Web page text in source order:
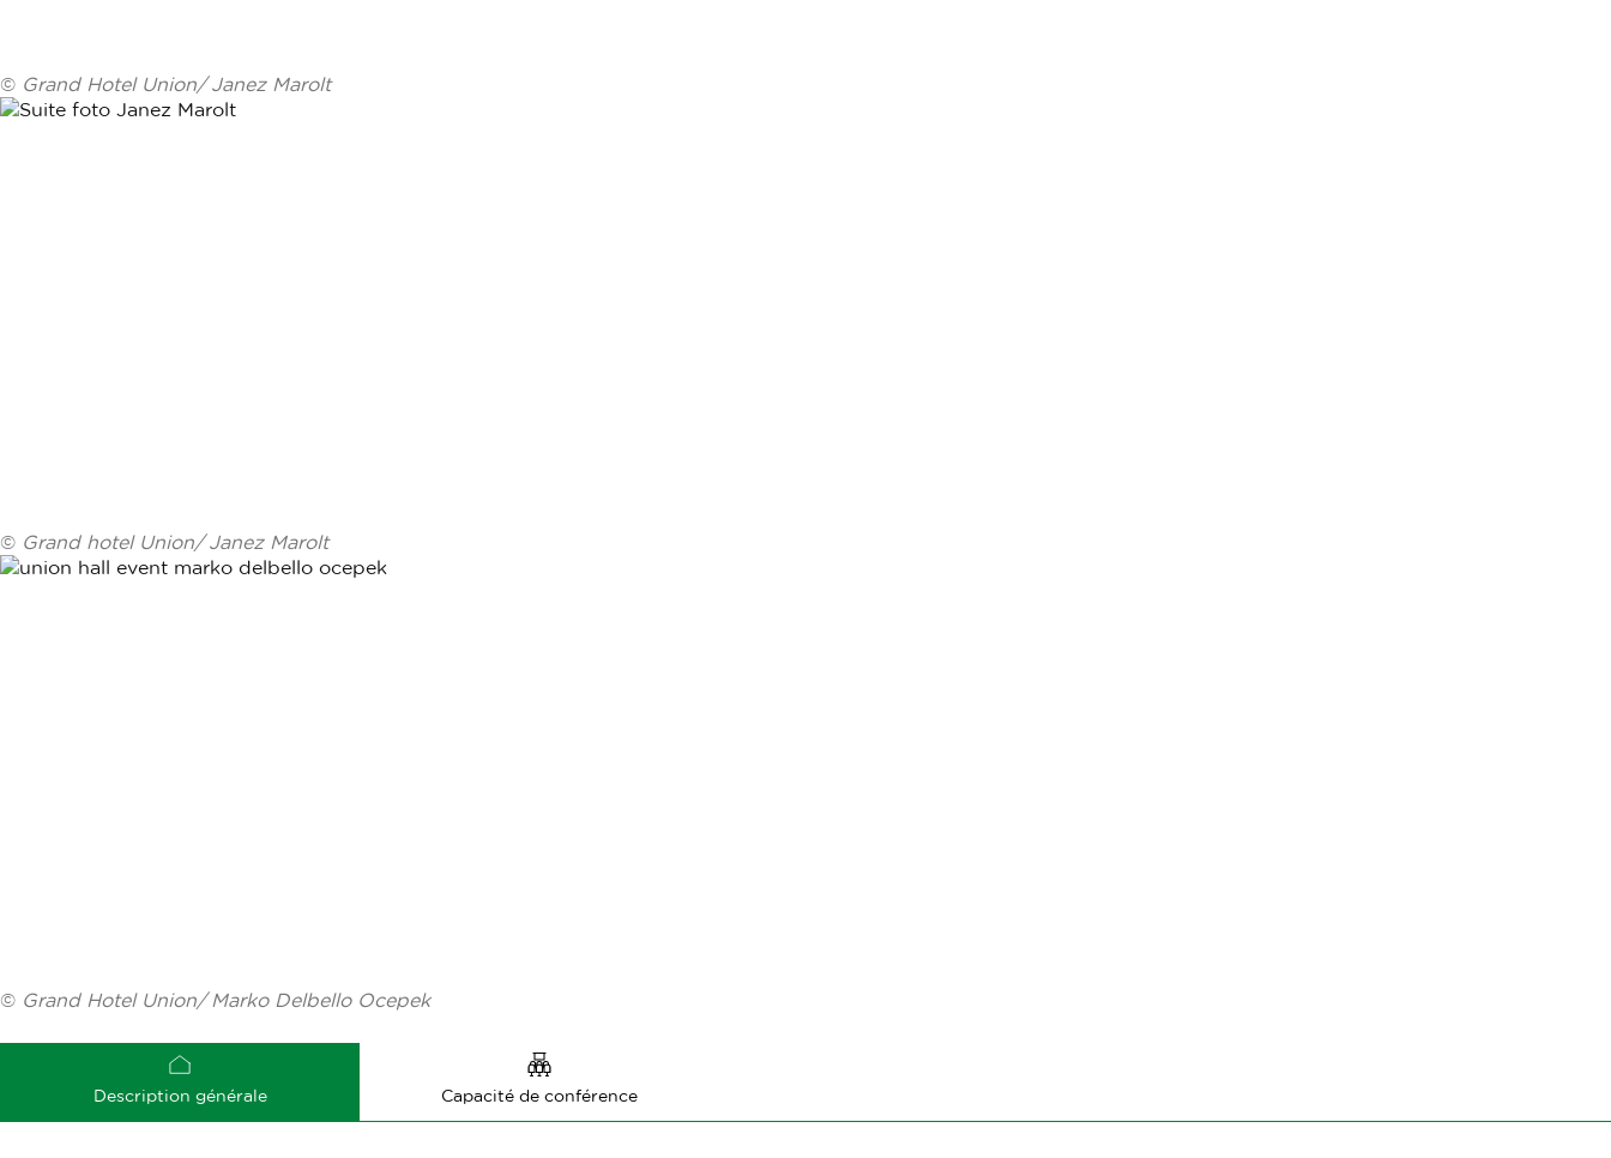
© Grand Hotel Union/ Janez Marolt
© Grand hotel Union/ Janez Marolt
© Grand Hotel Union/ Marko Delbello Ocepek
Description générale Capacité de conférence